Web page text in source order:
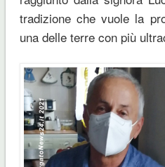
tradizione che vuole la
una delle terre con più